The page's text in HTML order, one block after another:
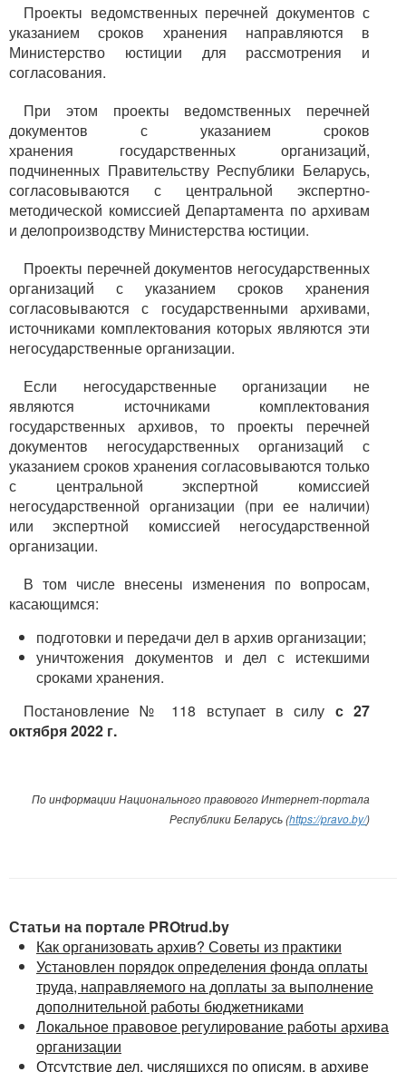
Проекты ведомственных перечней документов с
указанием сроков хранения направляются в
Министерство юстиции для рассмотрения и
согласования.
При этом проекты ведомственных перечней
документов с указанием сроков
хранения государственных организаций,
подчиненных Правительству Республики Беларусь,
согласовываются с центральной экспертно-
методической комиссией Департамента по архивам
и делопроизводству Министерства юстиции.
Проекты перечней документов негосударственных
организаций с указанием сроков хранения
согласовываются с государственными архивами,
источниками комплектования которых являются эти
негосударственные организации.
Если негосударственные организации не
являются источниками комплектования
государственных архивов, то проекты перечней
документов негосударственных организаций с
указанием сроков хранения согласовываются только
с центральной экспертной комиссией
негосударственной организации (при ее наличии)
или экспертной комиссией негосударственной
организации.
В том числе внесены изменения по вопросам,
касающимся:
подготовки и передачи дел в архив организации;
уничтожения документов и дел с истекшими
сроками хранения.
Постановление № 118 вступает в силу с 27
октября 2022 г.
По информации Национального правового Интернет-портала
Республики Беларусь (https://pravo.by/)
Статьи на портале PROtrud.by
Как организовать архив? Советы из практики
Установлен порядок определения фонда оплаты
труда, направляемого на доплаты за выполнение
дополнительной работы бюджетниками
Локальное правовое регулирование работы архива
организации
Отсутствие дел, числящихся по описям, в архиве